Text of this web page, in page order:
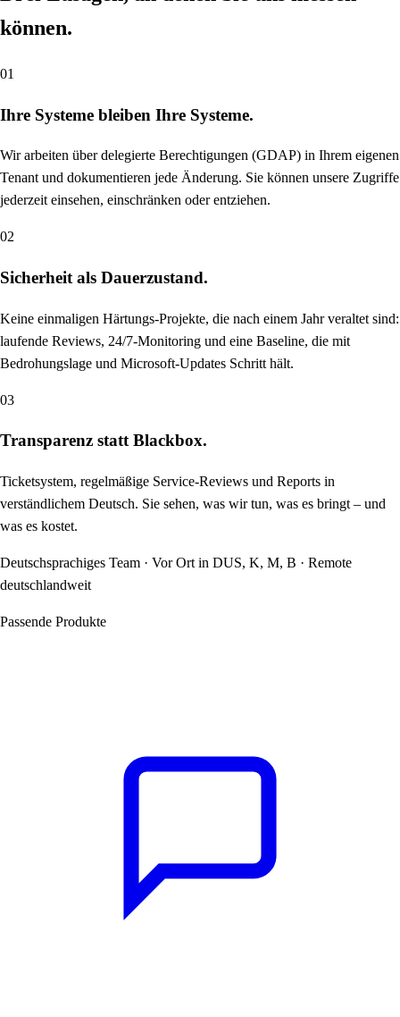
können.
01
Ihre Systeme bleiben Ihre Systeme.
Wir arbeiten über delegierte Berechtigungen (GDAP) in Ihrem eigenen
Tenant und dokumentieren jede Änderung. Sie können unsere Zugriffe
jederzeit einsehen, einschränken oder entziehen.
02
Sicherheit als Dauerzustand.
Keine einmaligen Härtungs-Projekte, die nach einem Jahr veraltet sind:
laufende Reviews, 24/7-Monitoring und eine Baseline, die mit
Bedrohungslage und Microsoft-Updates Schritt hält.
03
Transparenz statt Blackbox.
Ticketsystem, regelmäßige Service-Reviews und Reports in
verständlichem Deutsch. Sie sehen, was wir tun, was es bringt – und
was es kostet.
Deutschsprachiges Team · Vor Ort in DUS, K, M, B · Remote
deutschlandweit
Passende Produkte